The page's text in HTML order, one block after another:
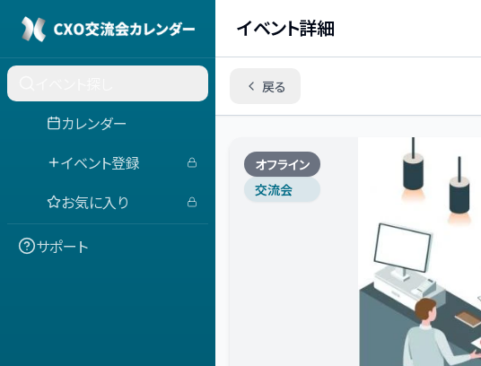
カレンダー
イベント登録
お気に入り
サポート
イベント詳細
戻る
オフライン
交流会